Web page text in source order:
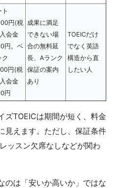
円(税
会金
円。ベ
ク
円(税
会金
円
成果に満足
できない場
合の無料延
長、Aランク
保証の案内
あり
TOEICだけ
でなく英語
構造から直
したい人
ズTOEICは期間が短く、料金
見えます。ただし、保証条件
ッスン欠席なしなどが関わ
のは「安いか高いか」ではな